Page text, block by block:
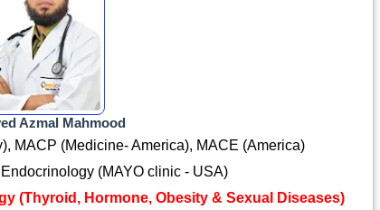
Azmal Mahmood
MACP (Medicine- America), MACE (America)
(MAYO clinic - USA)
(Thyroid, Hormone, Obesity & Sexual Diseases)